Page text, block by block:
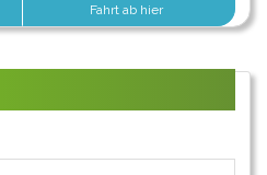
Fahrt ab hier